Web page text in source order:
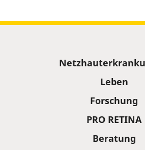
Leben
Forschung
PRO RETINA
Beratung